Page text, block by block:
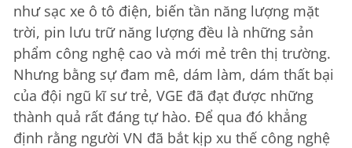
như sạc xe ô tô điện, biến tần năng lượng mặt
trời, pin lưu trữ năng lượng đều là những sản
phẩm công nghệ cao và mới mẻ trên thị trường.
Nhưng bằng sự đam mê, dám làm, dám thất bại
của đội ngũ kĩ sư trẻ, VGE đã đạt được những
thành quả rất đáng tự hào. Để qua đó khẳng
định rằng người VN đã bắt kịp xu thế công nghệ